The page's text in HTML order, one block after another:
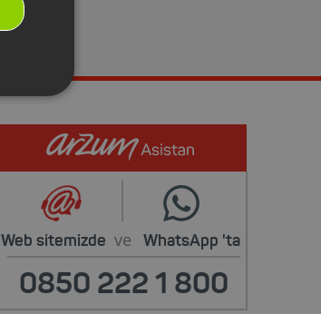
Web sitemizde ve WhatsApp 'ta
0850 222 1 800